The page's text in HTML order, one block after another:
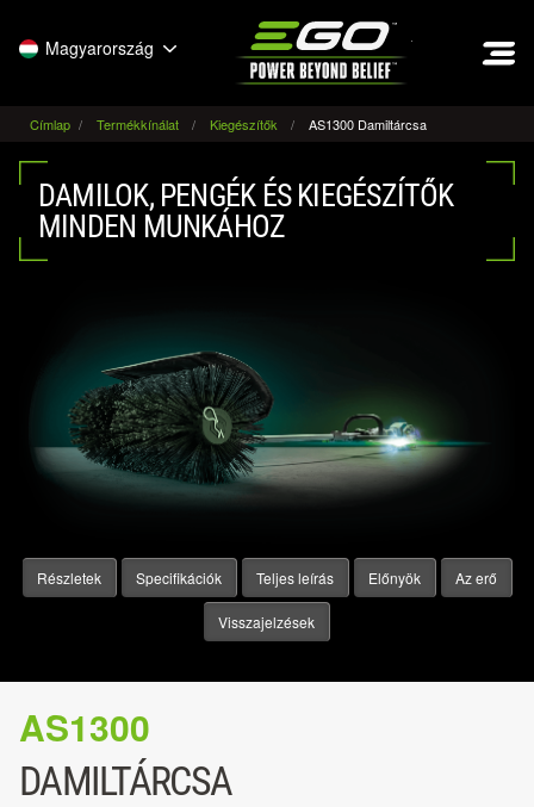
Magyarország
Címlap Termékkínálat Kiegészítők AS1300 Damiltárcsa
DAMILOK, PENGÉK ÉS KIEGÉSZÍTŐK
MINDEN MUNKÁHOZ
Részletek Specifikációk Teljes leírás Előnyök Az erő
Visszajelzések
AS1300
DAMILTÁRCSA